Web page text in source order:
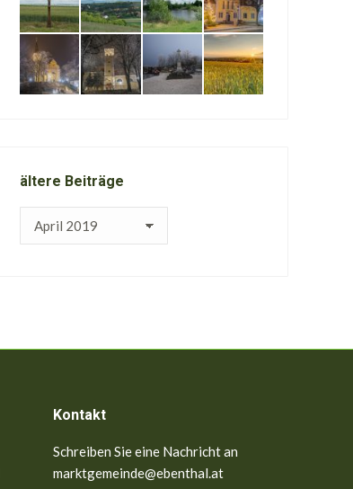
ältere Beiträge
Beiträge
Kontakt
Schreiben Sie eine Nachricht an
marktgemeinde@ebenthal.at